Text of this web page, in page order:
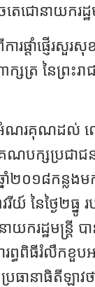
េជោនាយករដ្ឋ
ផ្តាំផ្ញើរសួរ
សត្រ នៃព្រះរ
អំណរគុណដល់
ណបក្សប្រជាជ
នាំ២០១៨កន្ល
យ៍ នៃថ្ងៃ២ធ្នូ
ាយករដ្ឋមន្ត្រី
ព្ធពិធីរំលឹកខួប
ធានាធិតីឡាវ